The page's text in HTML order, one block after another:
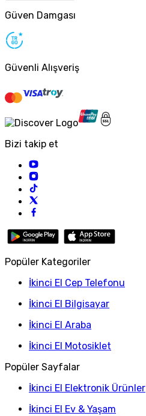
Güven Damgası
Güvenli Alışveriş
Bizi takip et
Popüler Kategoriler
İkinci El Cep Telefonu
İkinci El Bilgisayar
İkinci El Araba
İkinci El Motosiklet
Popüler Sayfalar
İkinci El Elektronik Ürünler
İkinci El Ev & Yaşam